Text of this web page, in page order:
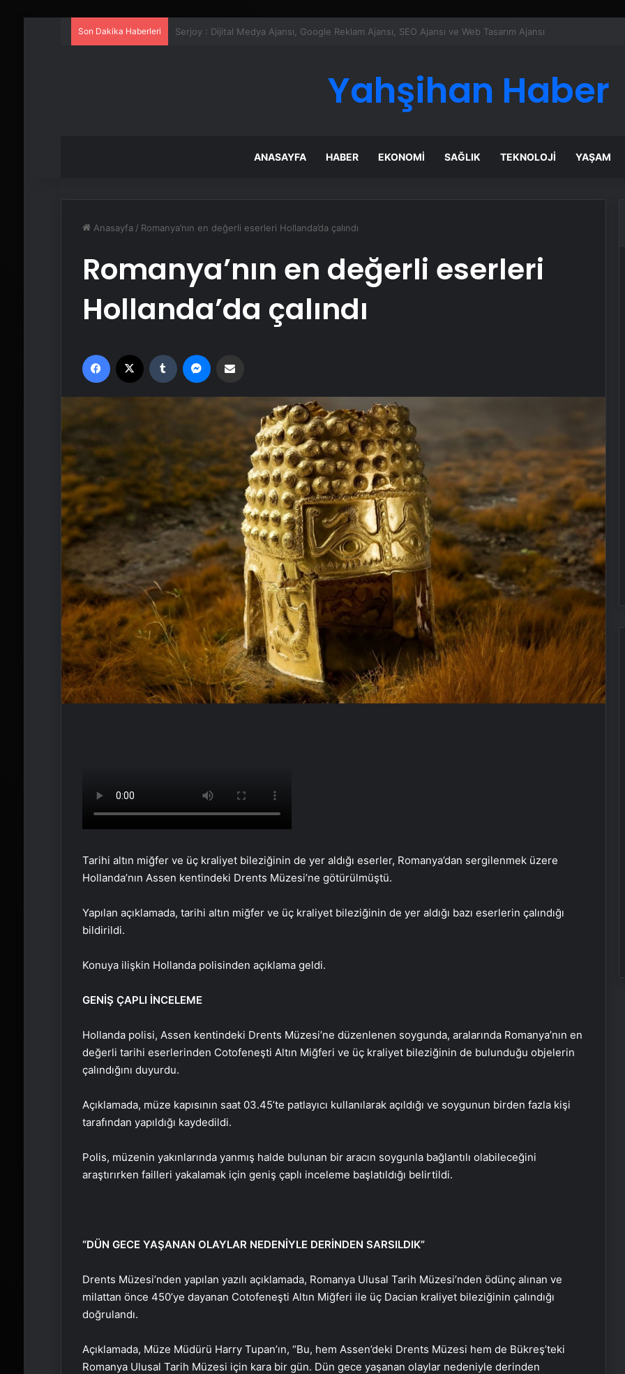
Son Dakika Haberleri UETDS Nedir ? Uetds.com İle Akıllı Dijital Taşımacılık Yazılımı
Yahşihan Haber
ANASAYFA HABER EKONOMI SAĞLIK TEKNOLOJI YAŞAM
Anasayfa / Romanya’nın en değerli eserleri Hollanda’da çalındı
Romanya’nın en değerli eserleri
Hollanda’da çalındı
Facebook Tumblr
Tarihi altın miğfer ve üç kraliyet bileziğinin de yer aldığı eserler, Romanya’dan sergilenmek üzere
Hollanda’nın Assen kentindeki Drents Müzesi’ne götürülmüştü.
Yapılan açıklamada, tarihi altın miğfer ve üç kraliyet bileziğinin de yer aldığı bazı eserlerin çalındığı
bildirildi.
Konuya ilişkin Hollanda polisinden açıklama geldi.
GENİŞ ÇAPLI İNCELEME
Hollanda polisi, Assen kentindeki Drents Müzesi’ne düzenlenen soygunda, aralarında Romanya’nın en
değerli tarihi eserlerinden Cotofeneşti Altın Miğferi ve üç kraliyet bileziğinin de bulunduğu objelerin
çalındığını duyurdu.
Açıklamada, müze kapısının saat 03.45’te patlayıcı kullanılarak açıldığı ve soygunun birden fazla kişi
tarafından yapıldığı kaydedildi.
Polis, müzenin yakınlarında yanmış halde bulunan bir aracın soygunla bağlantılı olabileceğini
araştırırken failleri yakalamak için geniş çaplı inceleme başlatıldığı belirtildi.
“DÜN GECE YAŞANAN OLAYLAR NEDENİYLE DERİNDEN SARSILDIK”
Drents Müzesi’nden yapılan yazılı açıklamada, Romanya Ulusal Tarih Müzesi’nden ödünç alınan ve
milattan önce 450’ye dayanan Cotofeneşti Altın Miğferi ile üç Dacian kraliyet bileziğinin çalındığı
doğrulandı.
Açıklamada, Müze Müdürü Harry Tupan’ın, “Bu, hem Assen’deki Drents Müzesi hem de Bükreş’teki
Romanya Ulusal Tarih Müzesi için kara bir gün. Dün gece yaşanan olaylar nedeniyle derinden